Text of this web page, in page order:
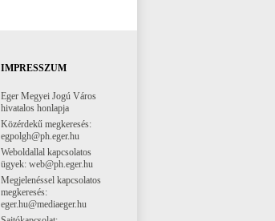
IMPRESSZUM
Eger Megyei Jogú Város
hivatalos honlapja
Közérdekű megkeresés:
egpolgh@ph.eger.hu
Weboldallal kapcsolatos
ügyek: web@ph.eger.hu
Megjelenéssel kapcsolatos
megkeresés:
eger.hu@mediaeger.hu